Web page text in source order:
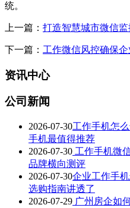
统。
上一篇： 打造智慧城市微信
下一篇： 工作微信风控确保
资讯中心
公司新闻
2026-07-30工作手机怎
手机最值得推荐
2026-07-30 工作手机微
品牌横向测评
2026-07-30企业工作手
选购指南讲透了
2026-07-29 广州房企如